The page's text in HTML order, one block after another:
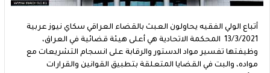
أتباع الولي الفقيه يحاولون العبث بالقضاء العراقي سكاي نيوز عربية
13/3/2021 المحكمة الاتحادية هي أعلى هيئة قضائية في العراق،
وظيفتها تفسير مواد الدستور والرقابة على انسجام التشريعات مع
مواده، والبت في القضايا المتعلقة بتطبيق القوانين والقرارات